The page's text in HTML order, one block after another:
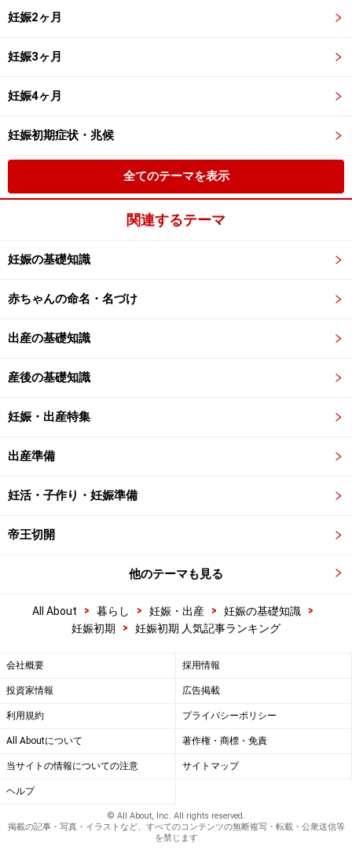
妊娠2ヶ月
妊娠3ヶ月
妊娠4ヶ月
妊娠初期症状・兆候
全てのテーマを表示
関連するテーマ
妊娠の基礎知識
赤ちゃんの命名・名づけ
出産の基礎知識
産後の基礎知識
妊娠・出産特集
出産準備
妊活・子作り・妊娠準備
帝王切開
他のテーマも見る
All About > 暮らし > 妊娠・出産 > 妊娠の基礎知識
>
妊娠初期
> 妊娠初期 人気記事ランキング
会社概要 採用情報
投資家情報 広告掲載
利用規約 プライバシーポリシー
All Aboutについて 著作権・商標・免責
当サイトの情報についての注意 サイトマップ
ヘルプ
© All About, Inc. All rights reserved.
掲載の記事・写真・イラストなど、すべてのコンテンツの無断複写・転載・公衆送信等
を禁じます